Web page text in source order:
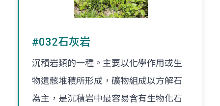
#032石灰岩
沉積岩類的一種。主要以化學作用或生
物遺骸堆積所形成，礦物組成以方解石
為主，是沉積岩中最容易含有生物化石